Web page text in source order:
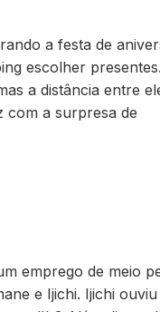
a festa de
escolher
a distância entre
com a surpresa de
emprego de meio
e Ijichi. Ijichi